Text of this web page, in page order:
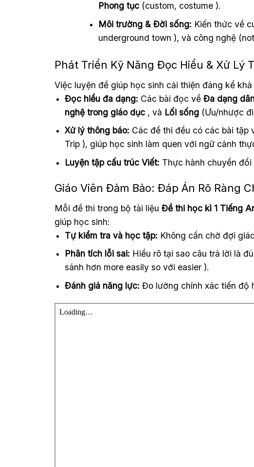
Phong tục(custom, costume ).
Môi trường & Đời sống: Kiến thức về
underground town ), và công nghệ
Phát Triển Kỹ Năng Đọc Hiểu & Xử Lý
Việc luyện đề giúp học sinh cải thiện đáng kể
Đọc hiểu đa dạng: Các bài đọc về Đa dạng
nghệ trong giáo dục, và Lối sống(Ưu/nhược
Xử lý thông báo: Các đề thi đều có các bài tập
Trip ), giúp học sinh làm quen với ngữ cảnh
Luyện tập cấu trúc Viết: Thực hành chuyển
Giáo Viên Đảm Bảo: Đáp Án Rõ Ràng
Mỗi đề thi trong bộ tài liệu Đề thi học kì 1 Tiếng
giúp học sinh:
Tự kiểm tra và học tập: Không cần chờ đợi
Phân tích lỗi sai: Hiểu rõ tại sao câu trả lời là
sánh hơn more easily so với easier ).
Đánh giá năng lực: Đo lường chính xác tiến độ